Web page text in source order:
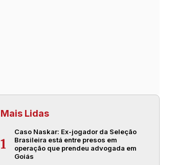
Mais Lidas
1
Caso Naskar: Ex-jogador da Seleção
Brasileira está entre presos em
operação que prendeu advogada em
Goiás